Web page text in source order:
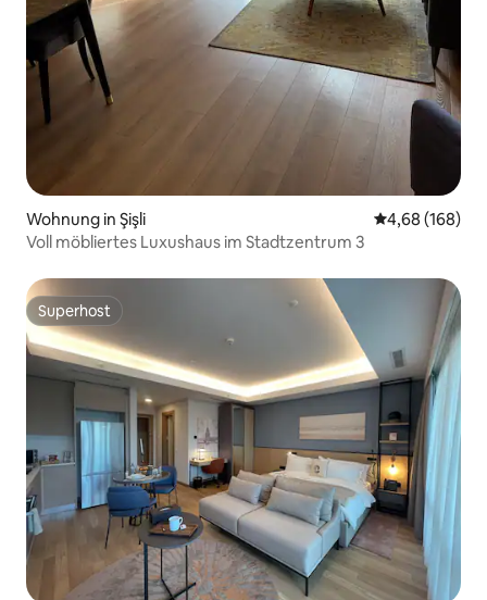
Wohnung in Şişli
4,68 (168)
Voll möbliertes Luxushaus im Stadtzentrum 3
Superhost
Superhost